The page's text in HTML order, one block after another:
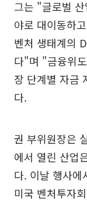
그는 "글로벌
야로 대이동하
벤처 생태계의
다"며 "금융위
장 단계별 자금
다.
권 부위원장은
에서 열린 산업
다. 이날 행사에
미국 벤처투자